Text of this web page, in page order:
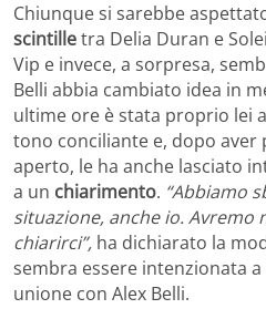
Chiunque si sarebbe
scintilletra Delia Duran e
Vip e invece, a sorpresa,
Belli abbia cambiato idea in
ultime ore è stata proprio lei
tono conciliante e, dopo aver
aperto, le ha anche lasciato
a un chiarimento. “Abbiamo
situazione, anche io. Avremo
chiarirci”, ha dichiarato la
sembra essere intenzionata
unione con Alex Belli.